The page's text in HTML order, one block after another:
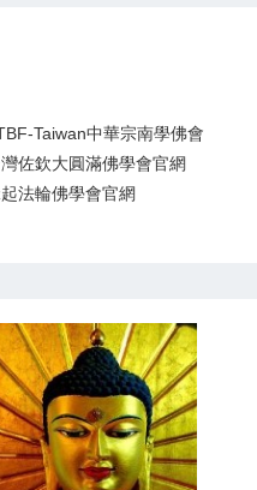
Taiwan中華宗南學佛會
佐欽大圓滿佛學會官網
法輪佛學會官網